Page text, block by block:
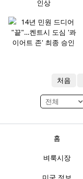
처음
홈
벼룩시장
미국 정보